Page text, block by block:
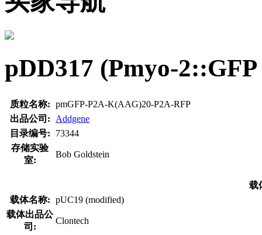
pDD317 (Pmyo-
质粒名称: pmGFP-P2A-K(AAG)20-P2A-RFP
出品公司:
Addgene
目录编号:
73344
存储实验
室:
Bob Goldstein
载
载体名称: pUC19 (modified)
载体出品公
司:
Clontech